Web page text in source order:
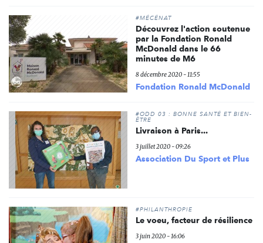
#MÉCÉNAT
Découvrez l'action soutenue
par la Fondation Ronald
McDonald dans le 66
minutes de M6
8 décembre 2020 - 11:55
Fondation Ronald McDonald
#ODD 03 : BONNE SANTÉ ET BIEN-
ÊTRE
Livraison à Paris...
3 juillet 2020 - 09:26
Association Du Sport et Plus
#PHILANTHROPIE
Le voeu, facteur de résilience
3 juin 2020 - 16:06